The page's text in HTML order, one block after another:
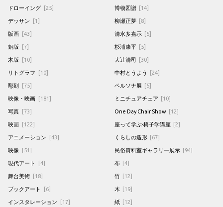
ドローイング [25]
デッサン [1]
版画 [43]
銅版 [7]
木版 [10]
リトグラフ [10]
彫刻 [75]
映像・映画 [181]
写真 [73]
映画 [122]
アニメーション [43]
映像 [51]
現代アート [4]
舞台美術 [18]
ブックアート [6]
インスタレーション [17]
博物図譜 [14]
柳瀬正夢 [8]
清水多嘉示 [5]
杉浦康平 [5]
大辻清司 [30]
中村とうよう [24]
ペルソナ展 [5]
ミニチュアチェア [10]
One Day Chair Show [12]
座って学ぶ-椅子学講座 [2]
くらしの造形 [67]
民俗資料室ギャラリー展示 [94]
布 [4]
竹 [12]
木 [19]
紙 [12]